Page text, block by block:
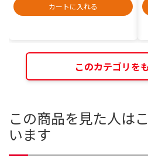
カートに入れる
このカテゴリを
この商品を見た人は
います